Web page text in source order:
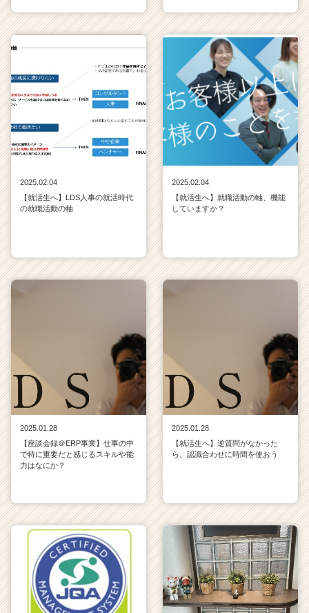
2025.02.04
【就活生へ】LDS人事の就活時代
の就職活動の軸
2025.02.04
【就活生へ】就職活動の軸、機能
していますか？
2025.01.28
【座談会録＠ERP事業】仕事の中
で特に重要だと感じるスキルや能
力はなにか？
2025.01.28
【就活生へ】逆質問がなかった
ら、認識合わせに時間を使おう